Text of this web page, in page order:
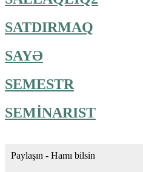
SATDIRMAQ
SAYƏ
SEMESTR
SEMİNARIST
Paylaşın - Hamı bilsin